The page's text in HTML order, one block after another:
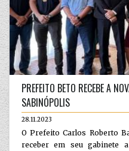
PREFEITO BETO RECEBE A
SABINÓPOLIS
28.11.2023
O Prefeito Carlos Roberto
receber em seu gabinete